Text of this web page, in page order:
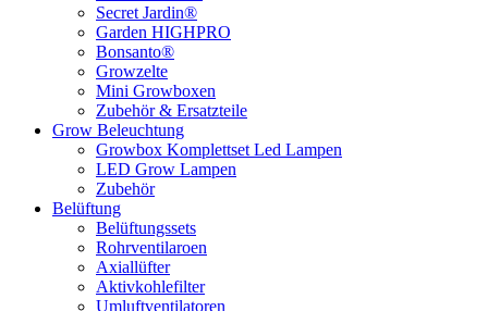
Secret Jardin®
Garden HIGHPRO
Bonsanto®
Growzelte
Mini Growboxen
Zubehör & Ersatzteile
Grow Beleuchtung
Growbox Komplettset Led Lampen
LED Grow Lampen
Zubehör
Belüftung
Belüftungssets
Rohrventilaroen
Axiallüfter
Aktivkohlefilter
Umluftventilatoren